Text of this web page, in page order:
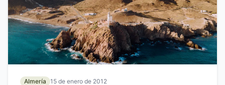
Almería 15 de enero de 2012